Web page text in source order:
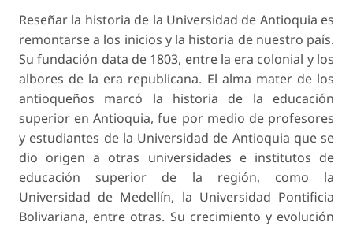
Reseñar la historia de la Universidad de Antioquia es
remontarse a los inicios y la historia de nuestro país.
Su fundación data de 1803, entre la era colonial y los
albores de la era republicana. El alma mater de los
antioqueños marcó la historia de la educación
superior en Antioquia, fue por medio de profesores
y estudiantes de la Universidad de Antioquia que se
dio origen a otras universidades e institutos de
educación superior de la región, como la
Universidad de Medellín, la Universidad Pontificia
Bolivariana, entre otras. Su crecimiento y evolución